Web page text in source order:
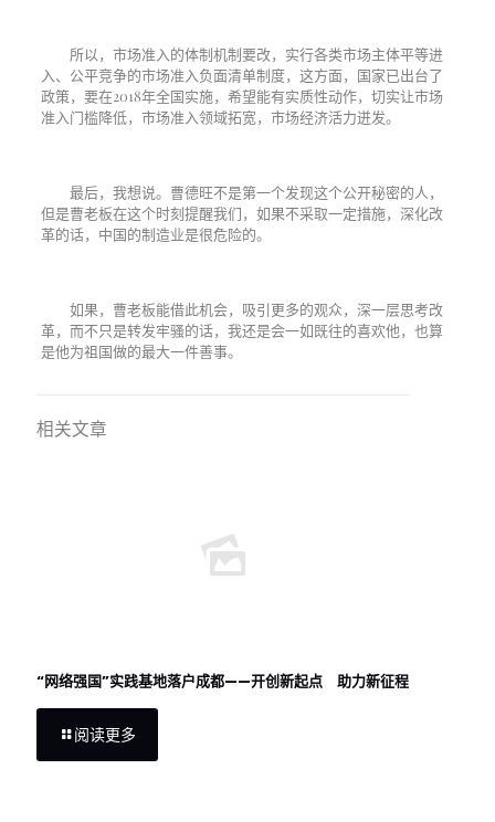
所以，市场准入的体制机制要改，实行各类市场主体平等进
入、公平竞争的市场准入负面清单制度，这方面，国家已出台了
政策，要在2018年全国实施，希望能有实质性动作，切实让市场
准入门槛降低，市场准入领域拓宽，市场经济活力迸发。
最后，我想说。曹德旺不是第一个发现这个公开秘密的人，
但是曹老板在这个时刻提醒我们，如果不采取一定措施，深化改
革的话，中国的制造业是很危险的。
如果，曹老板能借此机会，吸引更多的观众，深一层思考改
革，而不只是转发牢骚的话，我还是会一如既往的喜欢他，也算
是他为祖国做的最大一件善事。
相关文章
“网络强国”实践基地落户成都——开创新起点 助力新征程
阅读更多